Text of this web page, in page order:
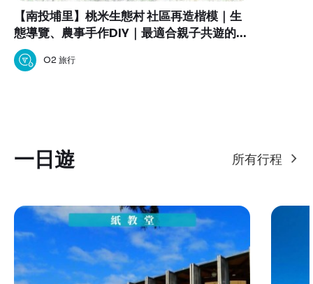
【南投埔里】桃米生態村 社區再造楷模｜生
態導覽、農事手作DIY｜最適合親子共遊的大
自然生態教室
O2 旅行
一日遊 所有行程